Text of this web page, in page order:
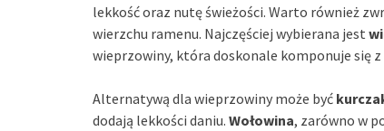
lekkość oraz nutę świeżości. Warto również
wierzchu ramenu. Najczęściej wybierana jest
wieprzowiny, która doskonale komponuje się
Alternatywą dla wieprzowiny może być
dodają lekkości daniu. Wołowina, zarówno w